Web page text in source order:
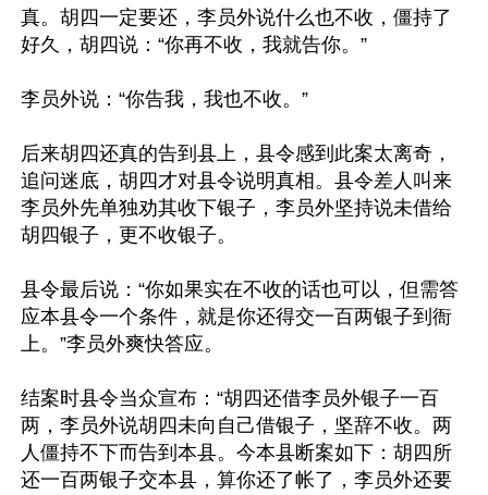
真。胡四一定要还，李员外说什么也不收，僵持了
好久，胡四说：“你再不收，我就告你。”
李员外说：“你告我，我也不收。”
后来胡四还真的告到县上，县令感到此案太离奇，
追问迷底，胡四才对县令说明真相。县令差人叫来
李员外先单独劝其收下银子，李员外坚持说未借给
胡四银子，更不收银子。
县令最后说：“你如果实在不收的话也可以，但需答
应本县令一个条件，就是你还得交一百两银子到衙
上。”李员外爽快答应。
结案时县令当众宣布：“胡四还借李员外银子一百
两，李员外说胡四未向自己借银子，坚辞不收。两
人僵持不下而告到本县。今本县断案如下：胡四所
还一百两银子交本县，算你还了帐了，李员外还要